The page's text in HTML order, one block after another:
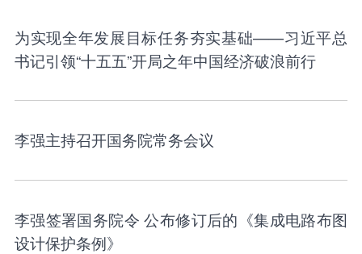
为实现全年发展目标任务夯实基础——习近平总
书记引领“十五五”开局之年中国经济破浪前行
李强主持召开国务院常务会议
李强签署国务院令 公布修订后的《集成电路布图
设计保护条例》